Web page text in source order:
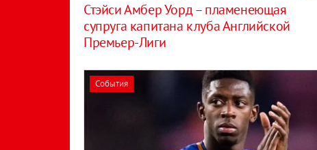
Стэйси Амбер Уорд – пламенеющая
супруга капитана клуба Английской
Премьер-Лиги
События